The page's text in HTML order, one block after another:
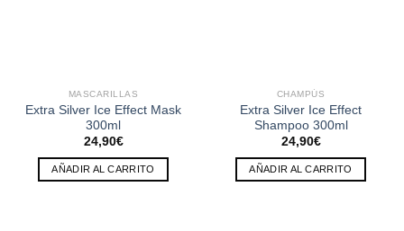
MASCARILLAS
Extra Silver Ice Effect Mask
300ml
24,90€
AÑADIR AL CARRITO
CHAMPÚS
Extra Silver Ice Effect
Shampoo 300ml
24,90€
AÑADIR AL CARRITO